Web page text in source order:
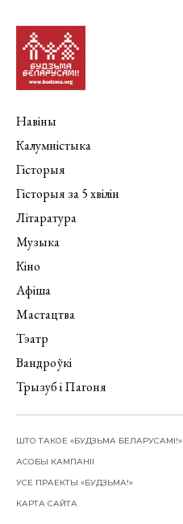
Навіны
Калумністыка
Гісторыя
Гісторыя за 5 хвілін
Літаратура
Музыка
Кіно
Афіша
Мастацтва
Тэатр
Вандроўкі
Трызуб і Пагоня
ШТО ТАКОЕ «БУДЗЬМА БЕЛАРУСАМІ!»
АСОБЫ КАМПАНІІ
УСЕ ПРАЕКТЫ «БУДЗЬМА!»
КАРТА САЙТА